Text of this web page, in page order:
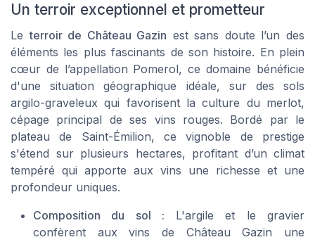
Un terroir exceptionnel et prometteur
Leterroir de Château Gazin est sans doute l’un des
éléments les plus fascinants de son histoire. En plein
cœur de l’appellation Pomerol, ce domaine bénéficie
d'une situation géographique idéale, sur des sols
argilo-graveleux qui favorisent la culture du merlot,
cépage principal de ses vins rouges. Bordé par le
plateau de Saint-Émilion, ce vignoble de prestige
s'étend sur plusieurs hectares, profitant d’un climat
tempéré qui apporte aux vins une richesse et une
profondeur uniques.
Composition du sol : L'argile et le gravier
confèrent aux vins de Château Gazin une